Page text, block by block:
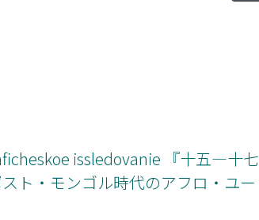
issledovanie 『十五―十七
ト・モンゴル時代のアフロ・ユー